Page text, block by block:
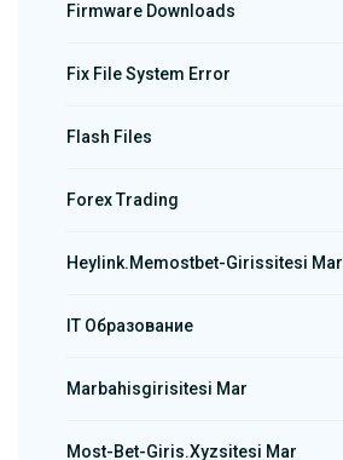
Firmware Downloads
Fix File System Error
Flash Files
Forex Trading
Heylink.memostbet-Girissitesi Mar
IT Образование
Marbahisgirisitesi Mar
Most-Bet-Giris.xyzsitesi Mar